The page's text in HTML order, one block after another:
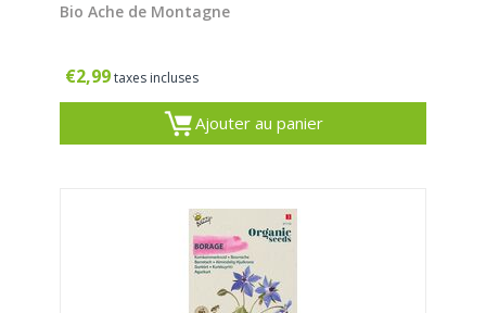
Bio Ache de Montagne
€2,99taxes incluses
Ajouter au panier